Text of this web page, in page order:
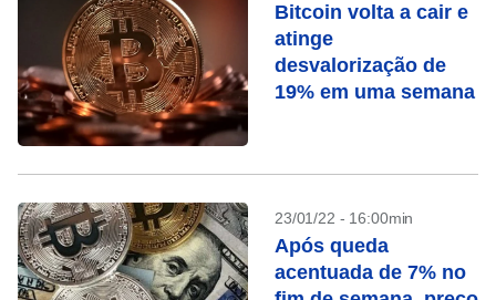
Bitcoin volta a cair e
atinge
desvalorização de
19% em uma semana
23/01/22 - 16:00min
Após queda
acentuada de 7% no